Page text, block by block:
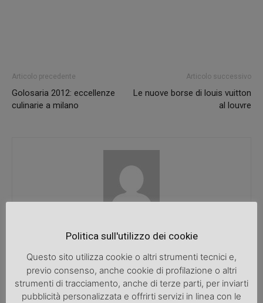
Articolo precedente
Golosaria 2012: eccellenze
culinarie a milano
Articolo successivo
Le nuove borse di louis vuitton
al louvre
ARTICOLI CORRELATI ALTRO DALL'AUTORE
Politica sull'utilizzo dei cookie
Questo sito utilizza cookie o altri strumenti tecnici e,
previo consenso, anche cookie di profilazione o altri
strumenti di tracciamento, anche di terze parti, per inviarti
pubblicità personalizzata e offrirti servizi in linea con le